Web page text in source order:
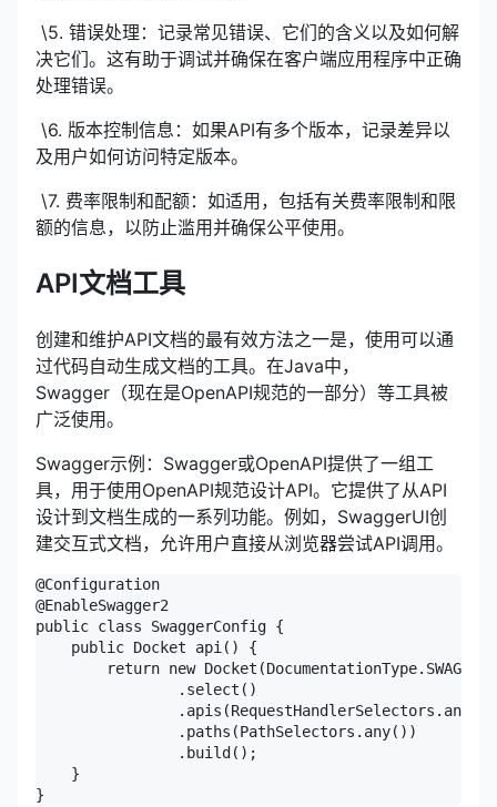
​ \5. 错误处理：记录常见错误、它们的含义以及如何解
决它们。这有助于调试并确保在客户端应用程序中正确
处理错误。
​ \6. 版本控制信息：如果API有多个版本，记录差异以
及用户如何访问特定版本。
​ \7. 费率限制和配额：如适用，包括有关费率限制和限
额的信息，以防止滥用并确保公平使用。
API文档工具
创建和维护API文档的最有效方法之一是，使用可以通
过代码自动生成文档的工具。在Java中，
Swagger（现在是OpenAPI规范的一部分）等工具被
广泛使用。
Swagger示例：Swagger或OpenAPI提供了一组工
具，用于使用OpenAPI规范设计API。它提供了从API
设计到文档生成的一系列功能。例如，SwaggerUI创
建交互式文档，允许用户直接从浏览器尝试API调用。
@Configuration
@EnableSwagger2
public class SwaggerConfig {
    public Docket api() {
return new
    }